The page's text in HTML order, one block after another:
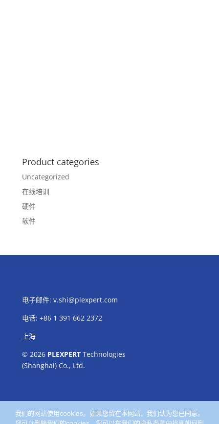
Product categories
Uncategorized
在线培训
硬件
软件
电子邮件: v.shi@plexpert.com
电话: +86 1 391 662 2372
上海
© 2026 PLEXPERTTechnologies
(Shanghai) Co., Ltd.
我们的网站使用cookies。如果您留在本网站，我们认为您已同意。